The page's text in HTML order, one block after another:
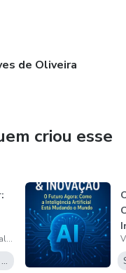
de Oliveira
criou esse
Vitor Santiago Gonçalves de Oliveira
Desenvolvimento Pessoal